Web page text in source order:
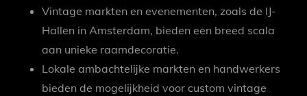
Vintage markten en evenementen, zoals de IJ-
Hallen in Amsterdam, bieden een breed scala
aan unieke raamdecoratie.
Lokale ambachtelijke markten en handwerkers
bieden de mogelijkheid voor custom vintage